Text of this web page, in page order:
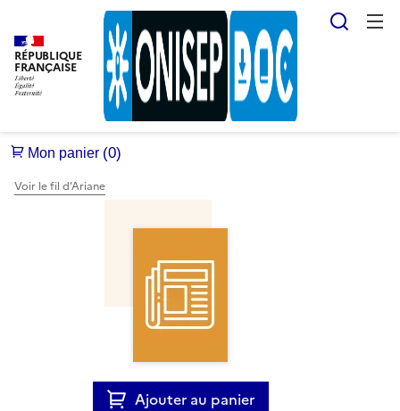
RÉPUBLIQUE
FRANÇAISE
Voir le fil d’Ariane
Ajouter au panier